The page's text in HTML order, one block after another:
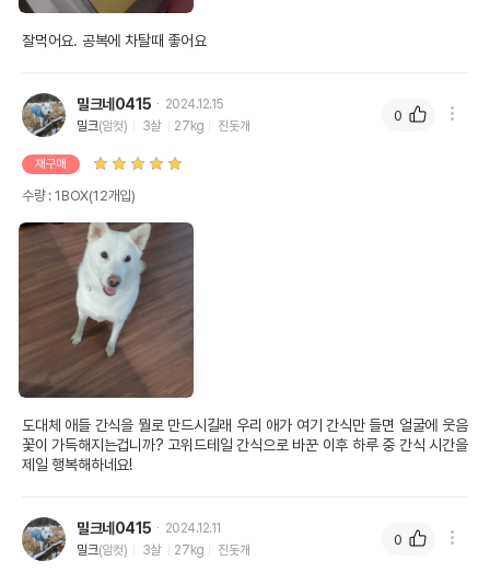
잘먹어요. 공복에 차탈때 좋어요
밀크네0415
2024.12.15
밀크(암컷) 3살 27kg 진돗개
재구매
수량 : 1BOX(12개입)
도대체 애들 간식을 뭘로 만드시길래 우리 애가 여기 간식만 들면 얼굴에 웃음
꽃이 가득해지는겁니까? 고위드테일 간식으로 바꾼 이후 하루 중 간식 시간을
제일 행복해하네요!
0
밀크네0415
2024.12.11
밀크(암컷) 3살 27kg 진돗개
0